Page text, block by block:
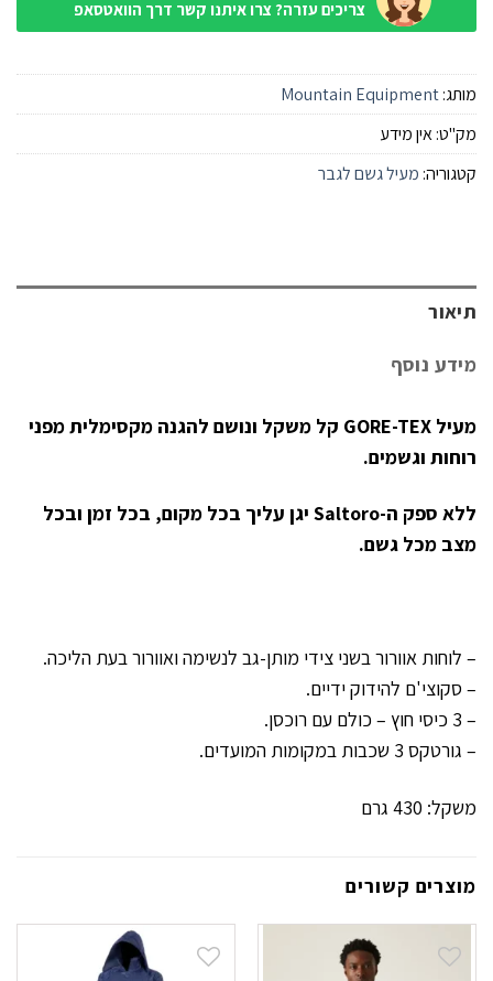
צריכים עזרה? צרו איתנו קשר דרך הוואטסאפ
מותג:Mountain Equipment
מק"ט:אין מידע
קטגוריה: מעיל גשם לגבר
תיאור
מידע נוסף
מעיל GORE-TEX קל משקל ונושם להגנה מקסימלית מפני
רוחות וגשמים.
ללא ספק ה-Saltoro יגן עליך בכל מקום, בכל זמן ובכל
מצב מכל גשם.
– לוחות אוורור בשני צידי מותן-גב לנשימה ואוורור בעת הליכה.
– סקוצי'ם להידוק ידיים.
– 3 כיסי חוץ – כולם עם רוכסן.
– גורטקס 3 שכבות במקומות המועדים.
משקל: 430 גרם
מוצרים קשורים